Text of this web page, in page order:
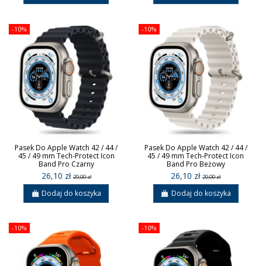
-10%
Pasek Do Apple Watch 42 / 44 /
45 / 49 mm Tech-Protect Icon
Band Pro Czarny
26,10 zł29,00 zł
Dodaj do koszyka
-10%
Pasek Do Apple Watch 42 / 44 /
45 / 49 mm Tech-Protect Icon
Band Pro Beżowy
26,10 zł29,00 zł
Dodaj do koszyka
-10% -10%